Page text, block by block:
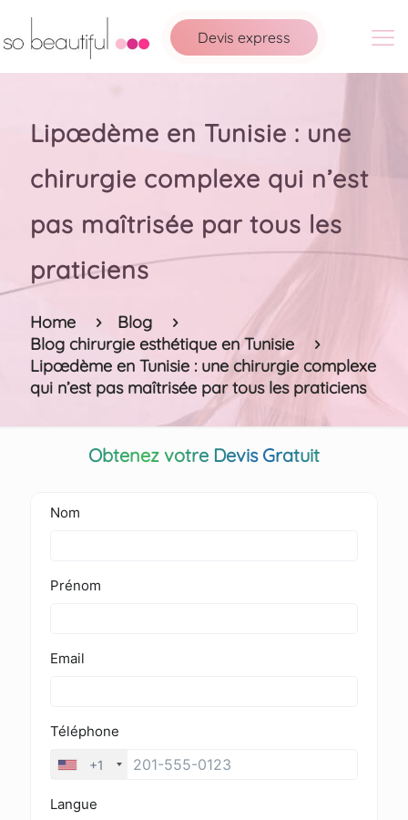
Devis express
Lipœdème en Tunisie : une
chirurgie complexe qui n’est
pas maîtrisée par tous les
praticiens
Home
Blog
Blog chirurgie esthétique en Tunisie
Lipœdème en Tunisie : une chirurgie complexe
qui n’est pas maîtrisée par tous les praticiens
Obtenez votre Devis Gratuit